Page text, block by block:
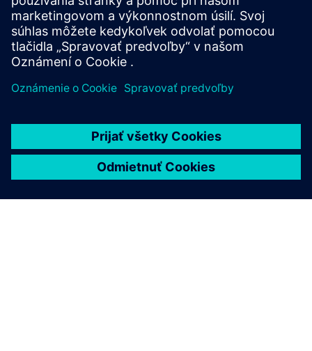
Aké fyzické materiály sú
potrebné na podporu výučby v
triede?
Koľko úložného priestoru je k
dispozícii?